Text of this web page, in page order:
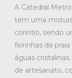
A Catedral
tem uma
coríntio, sendo
feirinhas da
águas
de artesanato,